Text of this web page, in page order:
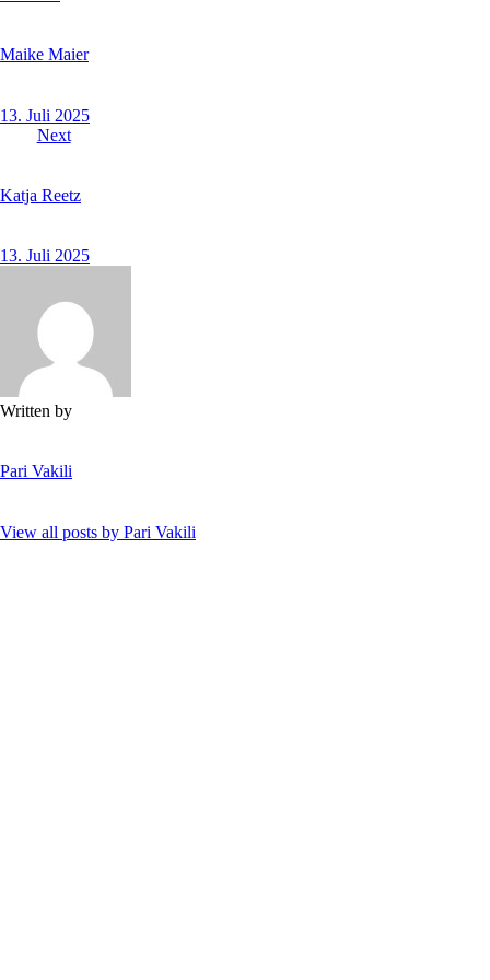
Maike Maier
13. Juli 2025
Next
Katja Reetz
13. Juli 2025
Written by
Pari Vakili
View all posts by Pari Vakili